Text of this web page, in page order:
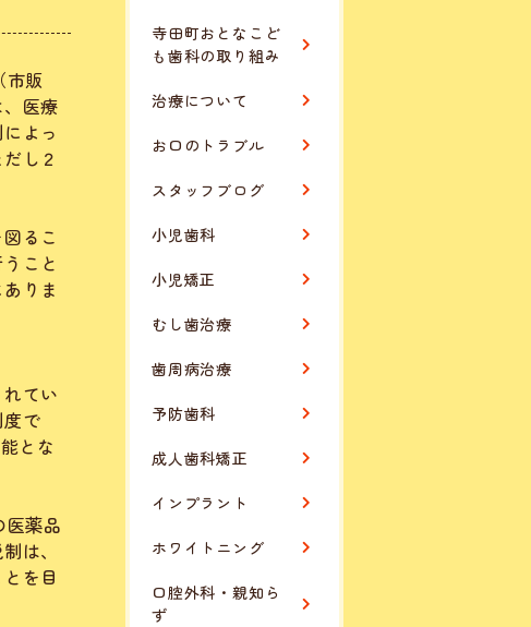
市販
医療
よっ
し２
るこ
こと
りま
てい
で
とな
薬品
は、
を目
寺田町おとなこど
も歯科の取り組み
治療について
お口のトラブル
スタッフブログ
小児歯科
小児矯正
むし歯治療
歯周病治療
予防歯科
成人歯科矯正
インプラント
ホワイトニング
口腔外科・親知ら
ず